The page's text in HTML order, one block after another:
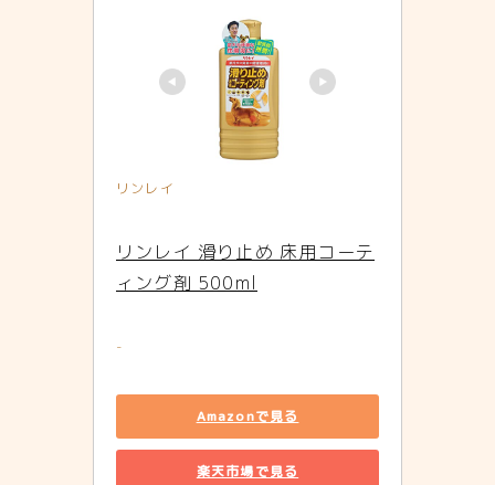
リンレイ
リンレイ 滑り止め 床用コーテ
ィング剤 500ml
-
Amazonで見る
楽天市場で見る